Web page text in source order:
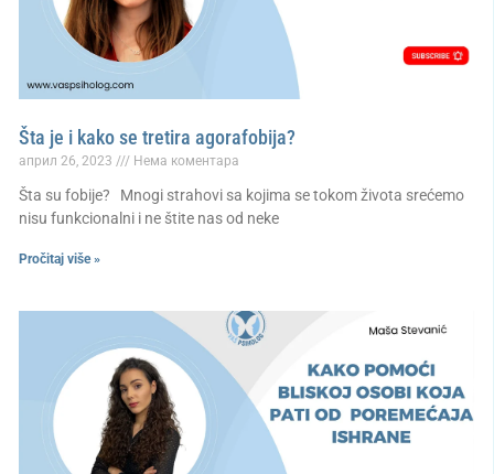
Šta je i kako se tretira agorafobija?
април 26, 2023 Нема коментара
Šta su fobije? Mnogi strahovi sa kojima se tokom života srećemo
nisu funkcionalni i ne štite nas od neke
Pročitaj više »